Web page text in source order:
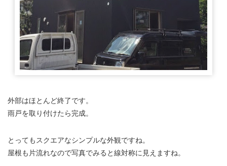
外部はほとんど終了です。
雨戸を取り付けたら完成。
とってもスクエアなシンプルな外観ですね。
屋根も片流れなので写真でみると線対称に見えますね。